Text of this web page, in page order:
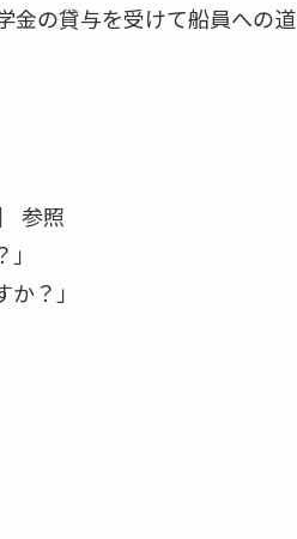
金の貸与を受けて船員への道
参照
？」